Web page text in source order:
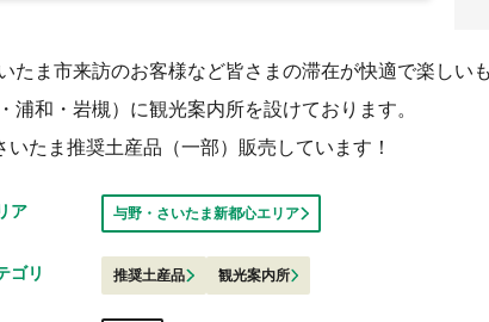
たま市来訪のお客様など皆さまの滞在が快適で楽し
浦和・岩槻）に観光案内所を設けております。
いたま推奨土産品（一部）販売しています！
ア 与野・さいたま新都心エリア
ゴリ 推奨土産品 観光案内所